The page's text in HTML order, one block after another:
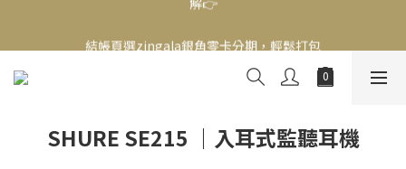
新會員送500！滿額最高回饋2000，刷卡最高12期零利率，馬上了
SHURE SE215 ｜入耳式監聽耳機